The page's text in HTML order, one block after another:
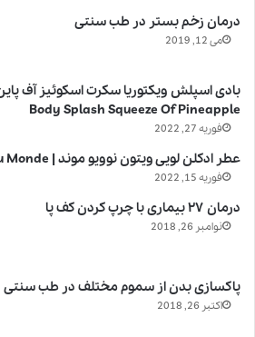
درمان زخم بستر در طب سنتی
می 12, 2019
Body Splash Squeeze Of Pineapple
فوریه 27, 2022
عطر ادکلن لویی ویتون نوویو موند | Louis Vuitton Nouveau Monde
فوریه 15, 2022
درمان ۲۷ بیماری با چرپ کردن کف پا
نوامبر 26, 2018
پاکسازی بدن از سموم مختلف در طب سنتی
اکتبر 26, 2018